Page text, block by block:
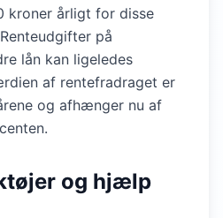
kroner årligt for disse
på
lån kan ligeledes
af rentefradraget er
og afhænger nu af
og hjælp